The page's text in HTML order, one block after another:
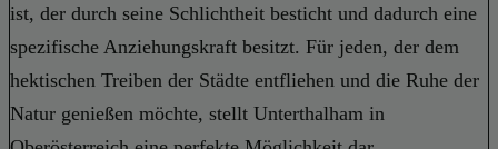
ist, der durch seine Schlichtheit besticht und dadurch eine
spezifische Anziehungskraft besitzt. Für jeden, der dem
hektischen Treiben der Städte entfliehen und die Ruhe der
Natur genießen möchte, stellt Unterthalham in